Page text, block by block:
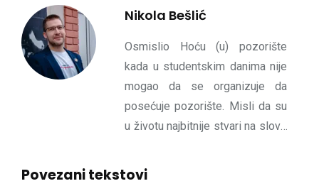
Nikola Bešlić
Osmislio Hoću (u) pozorište
kada u studentskim danima nije
mogao da se organizuje da
posećuje pozorište. Misli da su
u životu najbitnije stvari na slovo
putovanja, Partizan..).
Povezani tekstovi